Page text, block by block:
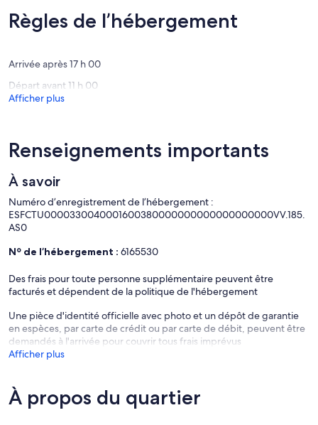
(28 avis)
Règles de l’hébergement
Arrivée après 17 h 00
Départ avant 11 h 00
Afficher plus
Renseignements importants
À savoir
Numéro d’enregistrement de l’hébergement :
ESFCTU0000330040001600380000000000000000000VV.185.
AS0
Nº de l’hébergement : 6165530
Des frais pour toute personne supplémentaire peuvent être
facturés et dépendent de la politique de l'hébergement
Une pièce d'identité officielle avec photo et un dépôt de garantie
en espèces, par carte de crédit ou par carte de débit, peuvent être
demandés à l'arrivée pour couvrir tous frais imprévus
Afficher plus
À propos du quartier